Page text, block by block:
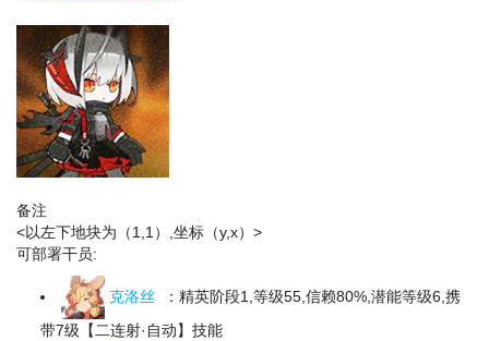
备注
<以左下地块为（1,1）,坐标（y,x）>
可部署干员:
克洛丝 ：精英阶段1,等级55,信赖80%,潜能等级6,携
带7级【二连射·自动】技能